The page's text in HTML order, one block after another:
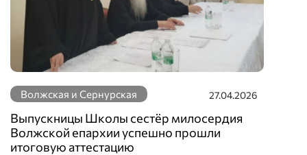
Волжская и Сернурская 27.04.2026
Выпускницы Школы сестёр милосердия
Волжской епархии успешно прошли
итоговую аттестацию